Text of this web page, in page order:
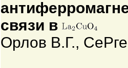
связи в
Орлов В.Г.,